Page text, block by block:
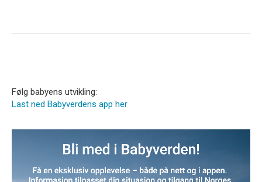
Følg babyens utvikling:
Last ned Babyverdens app her